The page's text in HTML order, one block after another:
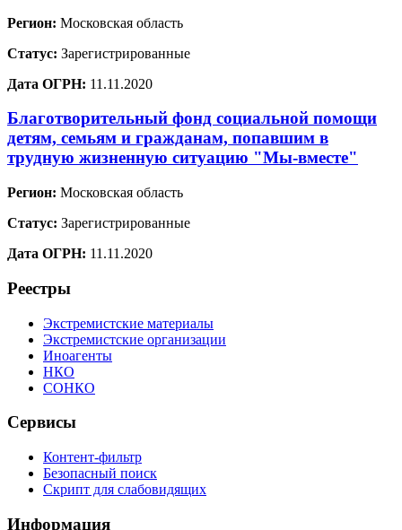
Регион: Московская область
Статус: Зарегистрированные
Дата ОГРН: 11.11.2020
Благотворительный фонд социальной помощи
детям, семьям и гражданам, попавшим в
трудную жизненную ситуацию "Мы-вместе"
Регион: Московская область
Статус: Зарегистрированные
Дата ОГРН: 11.11.2020
Реестры
Экстремистские материалы
Экстремистские организации
Иноагенты
НКО
СОНКО
Сервисы
Контент-фильтр
Безопасный поиск
Скрипт для слабовидящих
Информация